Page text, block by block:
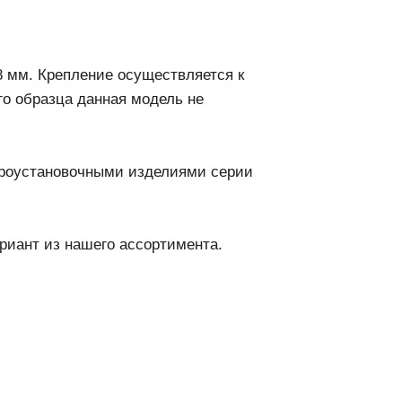
мм. Крепление осуществляется к
образца данная модель не
изделиями серии
из нашего ассортимента.